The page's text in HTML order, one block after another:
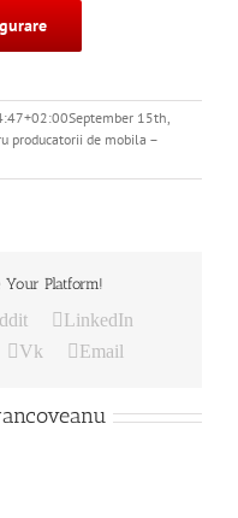
September 15th,
producatorii de mobila –
Your Platform!
LinkedIn
Vk Email